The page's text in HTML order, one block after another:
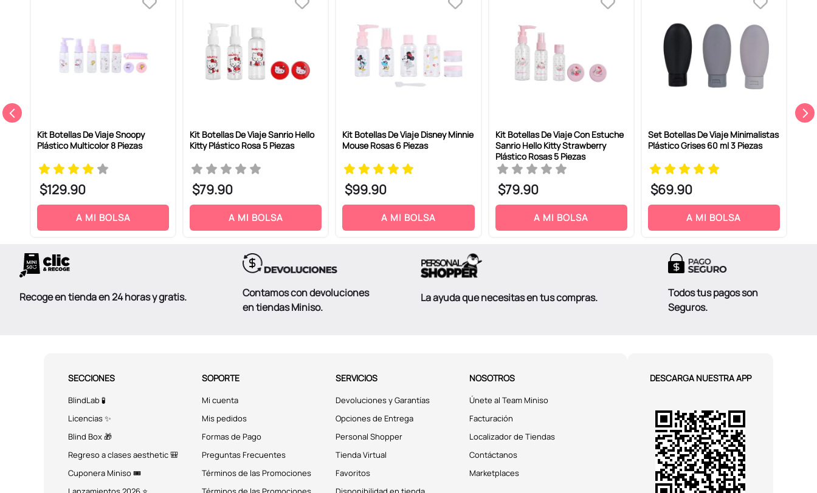
Kit Botellas De Viaje Snoopy
Plástico Multicolor 8 Piezas
$129.90
A MI BOLSA
Kit Botellas De Viaje Sanrio Hello
Kitty Plástico Rosa 5 Piezas
$79.90
A MI BOLSA
Kit Botellas De Viaje Disney Minnie
Mouse Rosas 6 Piezas
$99.90
A MI BOLSA
Kit Botellas De Viaje Con Estuche
Sanrio Hello Kitty Strawberry
Plástico Rosas 5 Piezas
$79.90
A MI BOLSA
Set Botellas De Viaje Minimalistas
Plástico Grises 60 ml 3 Piezas
$69.90
A MI BOLSA
Recoge en tienda en 24 horas y gratis.
Contamos con devoluciones
en tiendas Miniso.
La ayuda que necesitas en tus compras.
Todos tus pagos son
Seguros.
SECCIONES
BlindLab 🧪
Licencias ✨
Blind Box 🎁
Regreso a clases aesthetic 🎒
Cuponera Miniso 🎟️
SOPORTE
Mi cuenta
Mis pedidos
Formas de Pago
Preguntas Frecuentes
Términos de las Promociones
SERVICIOS
Devoluciones y Garantías
Opciones de Entrega
Personal Shopper
Tienda Virtual
Favoritos
NOSOTROS
Únete al Team Miniso
Facturación
Localizador de Tiendas
Contáctanos
Marketplaces
DESCARGA NUESTRA APP